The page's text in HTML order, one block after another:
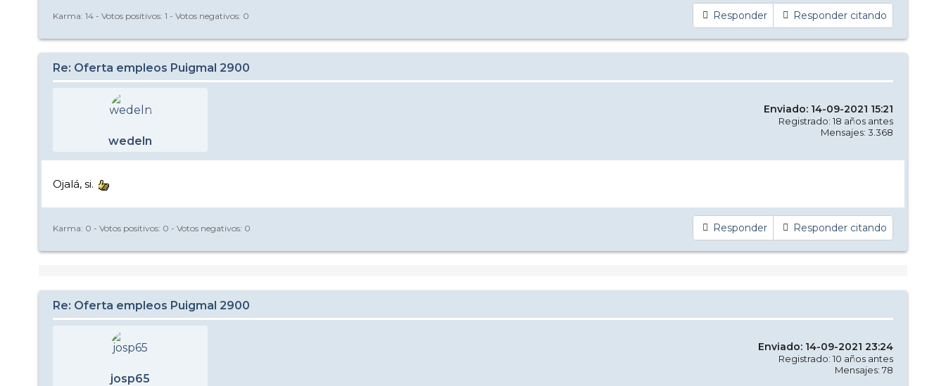
Responder Responder citando
Karma: 14 - Votos positivos: 1 - Votos negativos: 0
Re: Oferta empleos Puigmal 2900
wedeln
Enviado: 14-09-2021 15:21
Registrado: 18 años antes
Mensajes: 3.368
Ojalá, si.
Responder Responder citando
Karma: 0 - Votos positivos: 0 - Votos negativos: 0
Re: Oferta empleos Puigmal 2900
josp65
Enviado: 14-09-2021 23:24
Registrado: 10 años antes
Mensajes: 78